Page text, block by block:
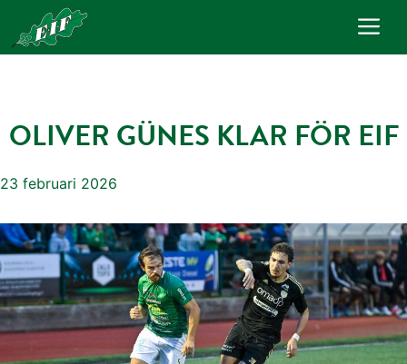
innehåll
OLIVER GÜNES KLAR FÖR EIF
23 februari 2026